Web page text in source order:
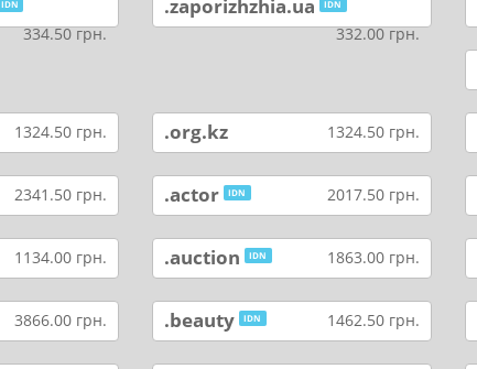
IDN
334.50 грн.
.zaporizhzhia.ua IDN
332.00 грн.
1324.50 грн. .org.kz 1324.50 грн.
2341.50 грн. .actor IDN 2017.50 грн.
1134.00 грн. .auction IDN 1863.00 грн.
3866.00 грн. .beauty IDN 1462.50 грн.